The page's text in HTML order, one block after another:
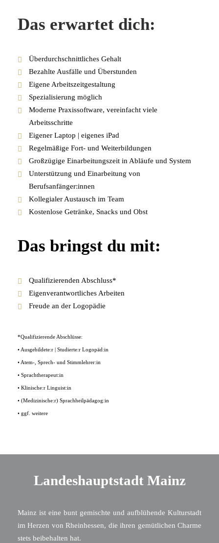
Das erwartet dich:
Überdurchschnittliches Gehalt
Bezahlte Ausfälle und Überstunden
Eigene Arbeitszeitgestaltung
Spezialisierung möglich
Moderne Praxissoftware, vereinfacht viele
Arbeitsschritte
Eigener Laptop | eigenes iPad
Regelmäßige Fort- und Weiterbildungen
Großzügige Einarbeitungszeit in Abläufe und System
Unterstützung und Einarbeitung von
Berufsanfänger:innen
Kollegialer Austausch im Team
Kostenlose Getränke, Snacks und Obst
Das bringst du mit:
Qualifizierenden Abschluss*
Eigenverantwortliches Arbeiten
Freude an der Logopädie
*Qualifizierende Abschlüsse:
• Ausgebildete:r | Studierte:r Logopäd:in
• Atem-, Sprech- und Stimmlehrer:in
• Sprachtherapeut:in
• Klinische:r Linguist:in
• (Medizinische:r) Sprachheilpädagog:in
• ggf. weitere
Landeshauptstadt Mainz
Mainz ist eine bunt gemischte und aufblühende Kulturstadt
im Herzen von Rheinhessen, die ihren gemütlichen Charme
stets beibehalten hat.